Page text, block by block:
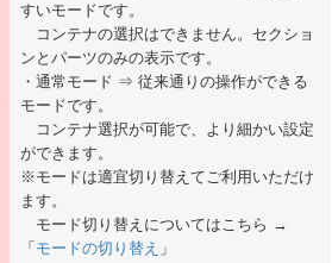
すいモードです。
コンテナの選択はできません。セクショ
ンとパーツのみの表示です。
・通常モード ⇒ 従来通りの操作ができる
モードです。
コンテナ選択が可能で、より細かい設定
ができます。
※モードは適宜切り替えてご利用いただけ
ます。
モード切り替えについてはこちら →
「 モードの切り替え 」